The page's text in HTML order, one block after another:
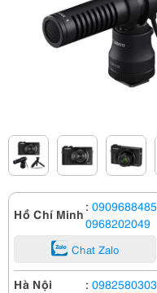
Hồ Chí Minh : 0909688485
0968202049
Chat Zalo
Hà Nội : 0982580303